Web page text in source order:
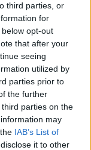
third parties, or
for
opt-out
that after your
seeing
utilized by
parties prior to
the further
parties on the
may
IAB’s List of
it to other
hírekről a